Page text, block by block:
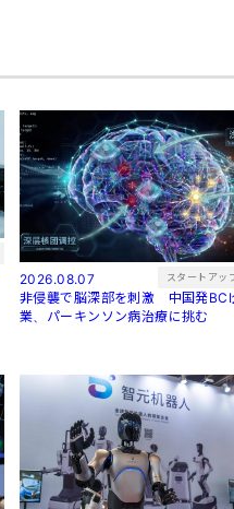
2026.08.07 スタートアッ
非侵襲で脳深部を刺激 中国発BCI
業、パーキンソン病治療に挑む